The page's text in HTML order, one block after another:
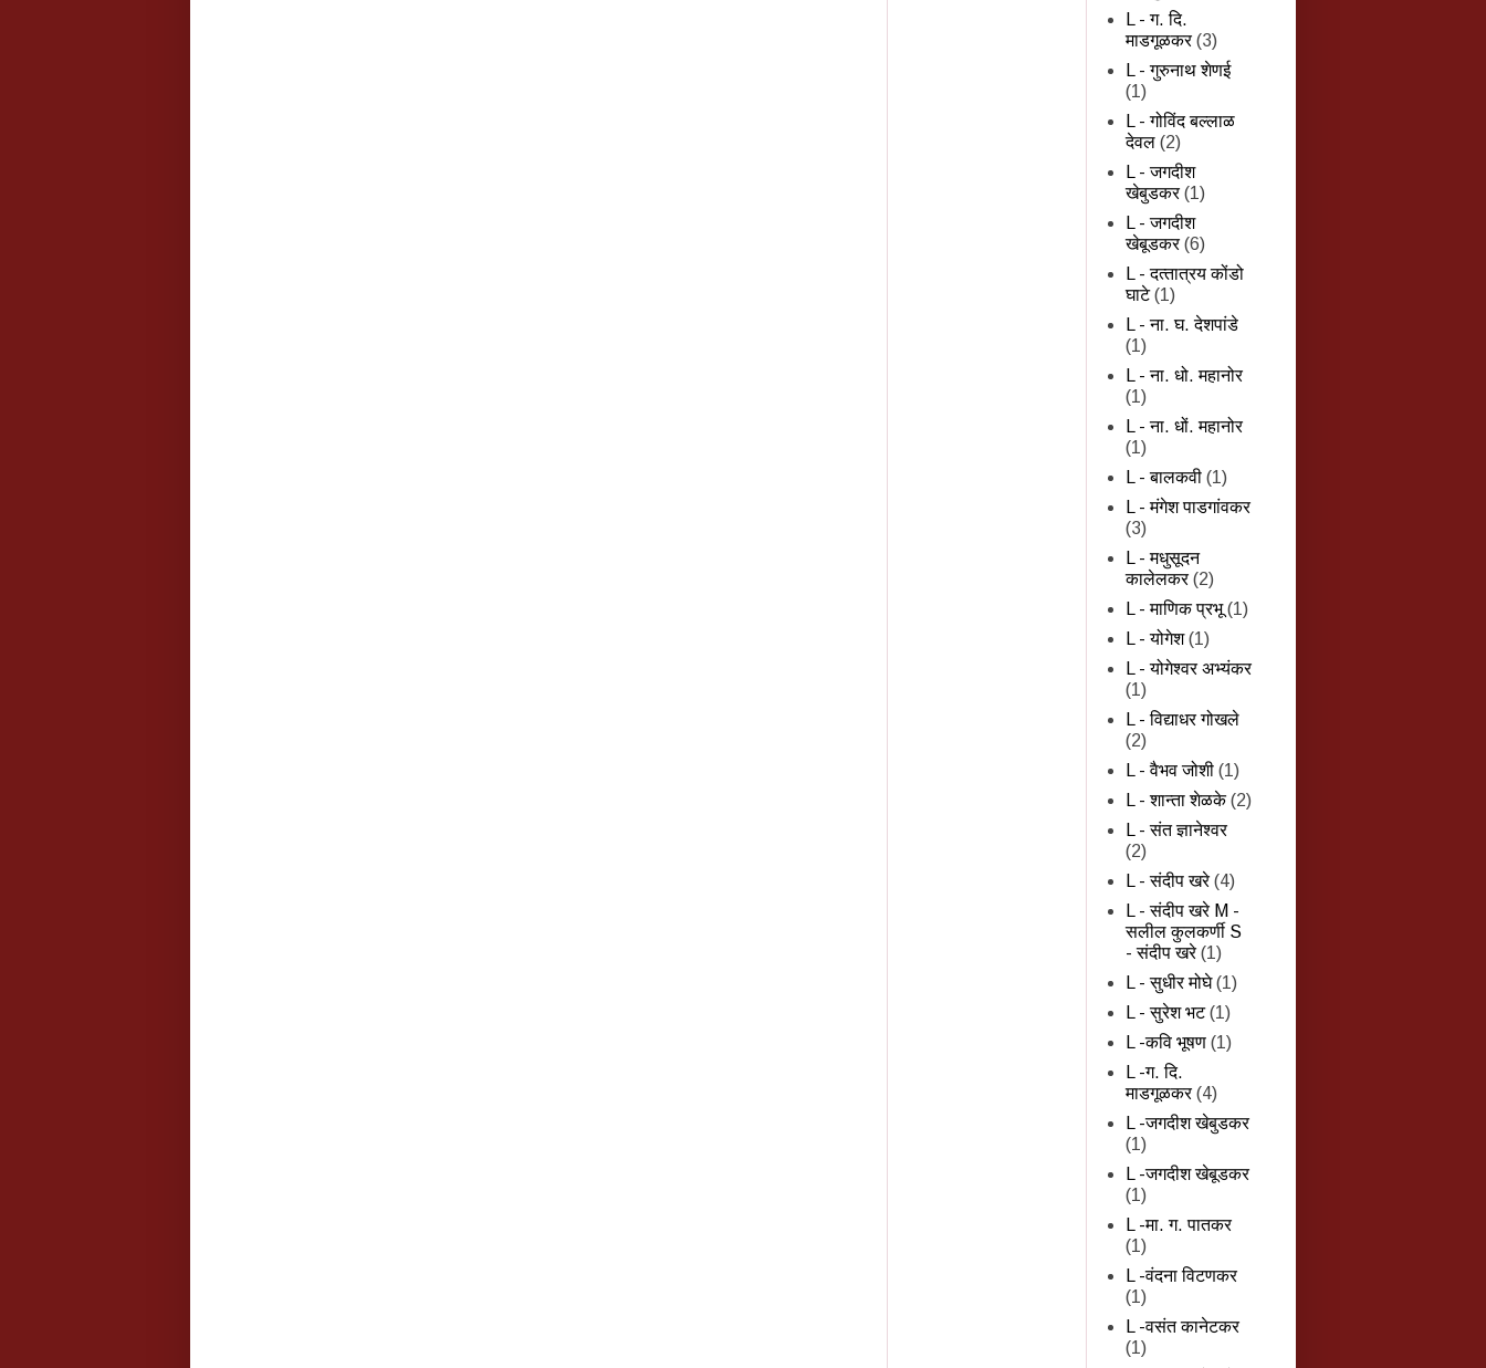
L - ग. दि.
माडगूळकर (3)
L - गुरुनाथ शेणई
(1)
L - गोविंद बल्लाळ
देवल (2)
L - जगदीश
खेबुडकर (1)
L - जगदीश
खेबूडकर (6)
L - दत्‍तात्रय कोंडो
घाटे (1)
L - ना. घ. देशपांडे
(1)
L - ना. धो. महानोर
(1)
L - ना. धों. महानोर
(1)
L - बालकवी (1)
L - मंगेश पाडगांवकर
(3)
L - मधुसूदन
कालेलकर (2)
L - माणिक प्रभू (1)
L - योगेश (1)
L - योगेश्वर अभ्यंकर
(1)
L - विद्याधर गोखले
(2)
L - वैभव जोशी (1)
L - शान्‍ता शेळके (2)
L - संत ज्ञानेश्वर
(2)
L - संदीप खरे (4)
L - संदीप खरे M -
सलील कुलकर्णी S
- संदीप खरे (1)
L - सुधीर मोघे (1)
L - सुरेश भट (1)
L -कवि भूषण (1)
L -ग. दि.
माडगूळकर (4)
L -जगदीश खेबुडकर
(1)
L -जगदीश खेबूडकर
(1)
L -मा. ग. पातकर
(1)
L -वंदना विटणकर
(1)
L -वसंत कानेटकर
(1)